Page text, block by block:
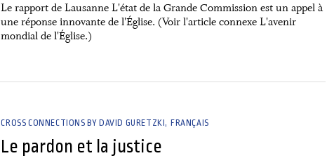
Le rapport de Lausanne L'état de la Grande Commission est un appel à
une réponse innovante de l'Église. (Voir l'article connexe L'avenir
mondial de l'Église.)
CROSS CONNECTIONS BY DAVID GURETZKI FRANÇAIS
Le pardon et la justice